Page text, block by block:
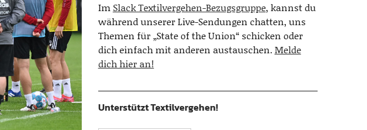
Im Slack Textilvergehen-Bezugsgruppe, kannst du
während unserer Live-Sendungen chatten, uns
Themen für „State of the Union“ schicken oder
dich einfach mit anderen austauschen.Melde
dich hier an!
Unterstützt Textilvergehen!